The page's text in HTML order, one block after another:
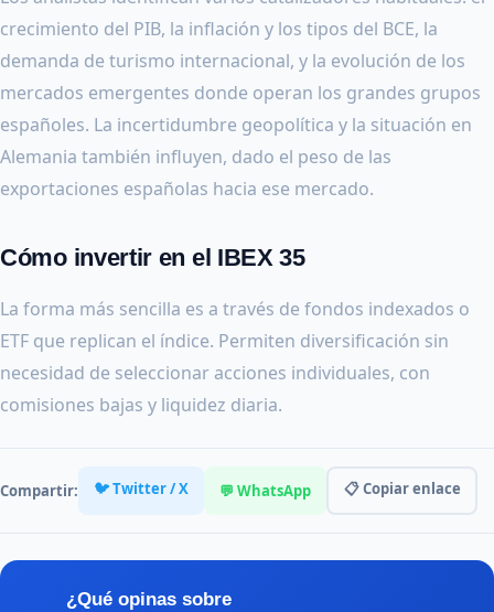
crecimiento del PIB, la inflación y los tipos del BCE, la
demanda de turismo internacional, y la evolución de los
mercados emergentes donde operan los grandes grupos
españoles. La incertidumbre geopolítica y la situación en
Alemania también influyen, dado el peso de las
exportaciones españolas hacia ese mercado.
Cómo invertir en el IBEX 35
La forma más sencilla es a través de fondos indexados o
ETF que replican el índice. Permiten diversificación sin
necesidad de seleccionar acciones individuales, con
comisiones bajas y liquidez diaria.
Compartir: 🐦 Twitter / X 💬 WhatsApp 📋 Copiar enlace
¿Qué opinas sobre